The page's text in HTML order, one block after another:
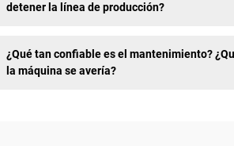
detener la línea de producción?
¿Qué tan confiable es el mantenimiento?
la máquina se avería?